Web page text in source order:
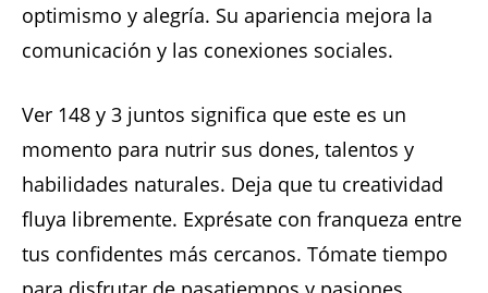
optimismo y alegría. Su apariencia mejora la
comunicación y las conexiones sociales.
Ver 148 y 3 juntos significa que este es un
momento para nutrir sus dones, talentos y
habilidades naturales. Deja que tu creatividad
fluya libremente. Exprésate con franqueza entre
tus confidentes más cercanos. Tómate tiempo